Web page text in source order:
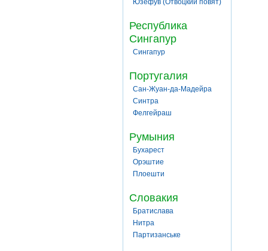
Юзефув (Отвоцкий повят)
Республика
Сингапур
Сингапур
Португалия
Сан-Жуан-да-Мадейра
Синтра
Фелгейраш
Румыния
Бухарест
Орэштие
Плоешти
Словакия
Братислава
Нитра
Партизанське